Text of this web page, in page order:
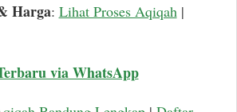
Harga: Lihat Proses Aqiqah|
via WhatsApp